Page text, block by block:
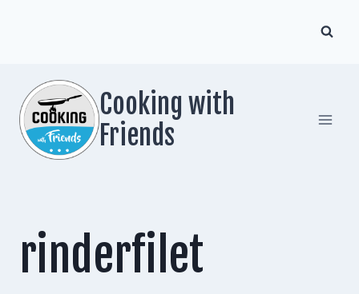
Cooking with
Friends
rinderfilet